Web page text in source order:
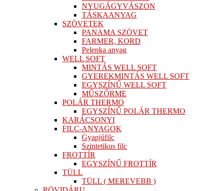
NYUGÁGYVÁSZON
TÁSKAANYAG
SZÖVETEK
PANAMA SZÖVET
FARMER, KORD
Pelenka anyag
WELL SOFT
MINTÁS WELL SOFT
GYEREKMINTÁS WELL SOFT
EGYSZÍNŰ WELL SOFT
MŰSZŐRME
POLÁR THERMO
EGYSZÍNŰ POLÁR THERMO
KARÁCSONYI
FILC-ANYAGOK
Gyapjúfilc
Szintetikus filc
FROTTÍR
EGYSZÍNŰ FROTTÍR
TÜLL
TÜLL ( MEREVEBB )